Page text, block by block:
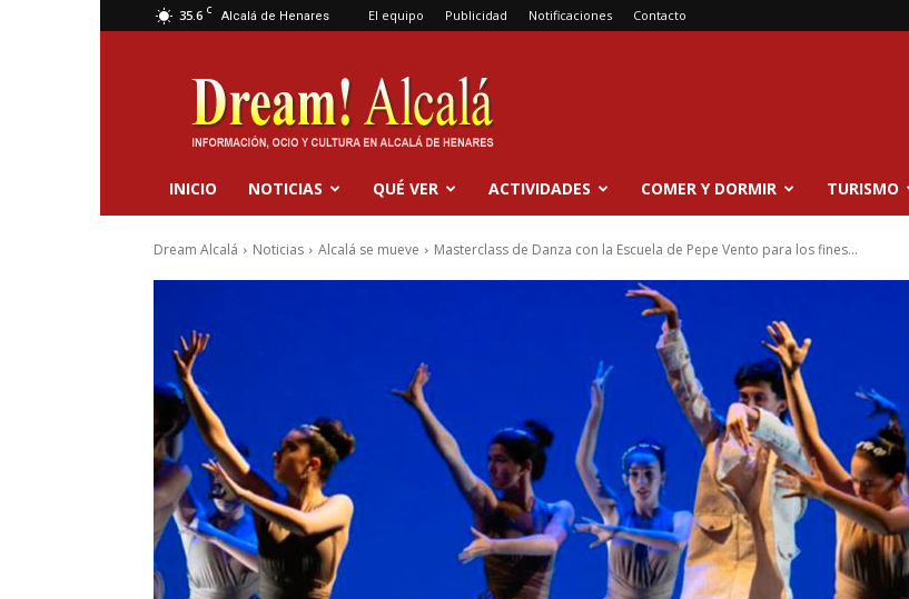
35.6 C Alcalá de Henares El equipo Publicidad Notificaciones Contacto
Dream
Alcalá
INICIO NOTICIAS QUÉ VER ACTIVIDADES COMER Y DORMIR TURISMO
Dream Alcalá Noticias Alcalá se mueve Masterclass de Danza con la Escuela de Pepe Vento para los fines...